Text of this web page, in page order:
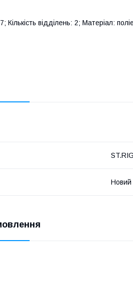
Кількість відділень: 2; Матеріал:
Новий